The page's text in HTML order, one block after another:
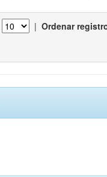
| Ordenar